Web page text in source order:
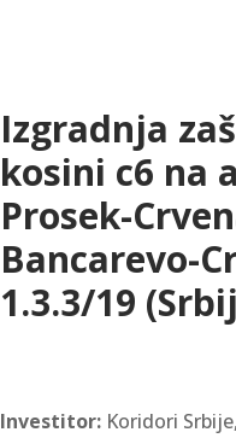
Izgradnja
kosini c6 na
Prosek-
Bancarevo-
1.3.3/19
Investitor: Koridori